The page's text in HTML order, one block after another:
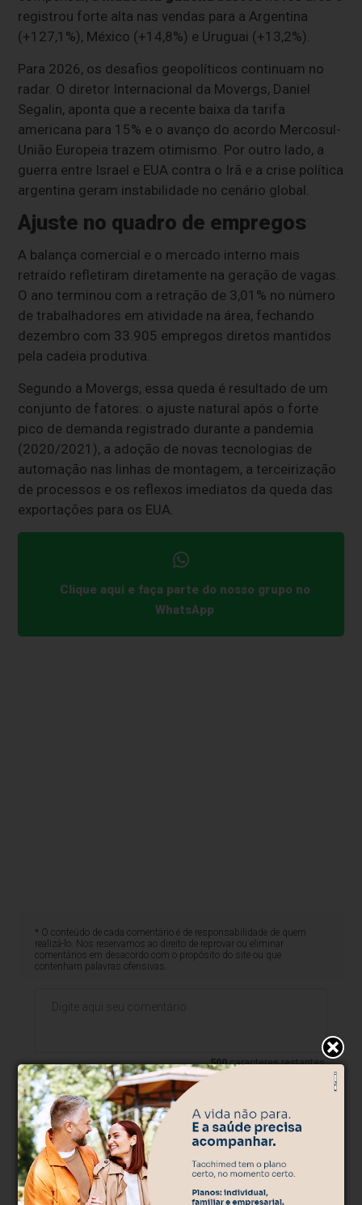
registrou forte alta nas vendas para a Argentina
(+127,1%), México (+14,8%) e Uruguai (+13,2%).
Para 2026, os desafios geopolíticos continuam no
radar. O diretor Internacional da Movergs, Daniel
Segalin, aponta que a recente baixa da tarifa
americana para 15% e o avanço do acordo Mercosul-
União Europeia trazem otimismo. Por outro lado, a
guerra entre Israel e EUA contra o Irã e a crise política
argentina geram instabilidade no cenário global.
Ajuste no quadro de empregos
A balança comercial e o mercado interno mais
retraído refletiram diretamente na geração de vagas.
O ano terminou com a retração de 3,01% no número
de trabalhadores em atividade na área, fechando
dezembro com 33.905 empregos diretos mantidos
pela cadeia produtiva.
Segundo a Movergs, essa queda é resultado de um
conjunto de fatores: o ajuste natural após o forte
pico de demanda registrado durante a pandemia
(2020/2021), a adoção de novas tecnologias de
automação nas linhas de montagem, a terceirização
de processos e os reflexos imediatos da queda das
exportações para os EUA.
Clique aqui e faça parte do nosso grupo no
WhatsApp
* O conteúdo de cada comentário é de responsabilidade de quem
realizá-lo. Nos reservamos ao direito de reprovar ou eliminar
comentários em desacordo com o propósito do site ou que
contenham palavras ofensivas.
500caracteres restantes.
Comentar